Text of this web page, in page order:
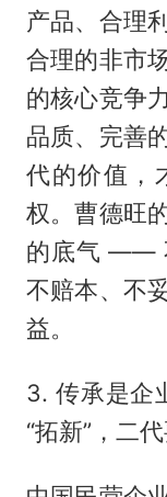
产品、合理
合理的非市
的核心竞争
品质、完善
代的价值，
权。曹德旺
的底气 ——
不赔本、不
益。
3. 传承是企
“拓新”，二